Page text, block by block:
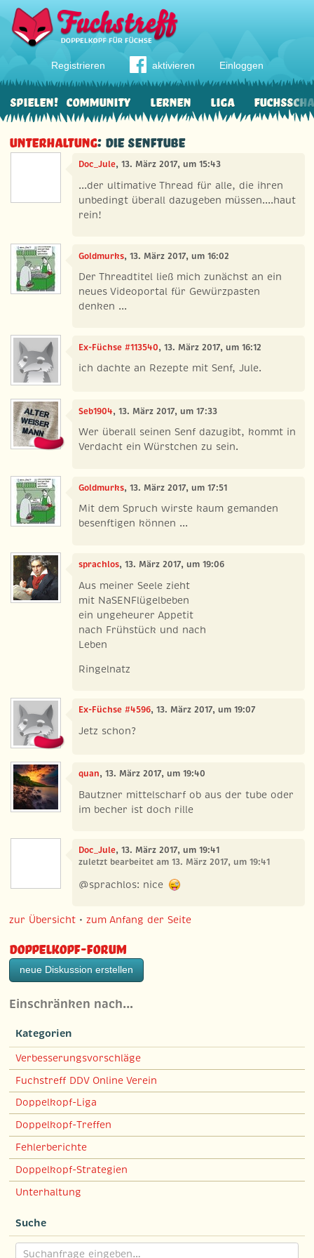
Registrieren aktivieren Einloggen
Community Lernen Liga
Spielen!
Unterhaltung: Die Senftube
Doc_Jule, 13. März 2017, um 15:43
...der ultimative Thread für alle, die ihren
unbedingt überall dazugeben müssen....haut
rein!
Goldmurks, 13. März 2017, um 16:02
Der Threadtitel ließ mich zunächst an ein
neues Videoportal für Gewürzpasten
denken ...
Ex-Füchse #113540, 13. März 2017, um 16:12
ich dachte an Rezepte mit Senf, Jule.
Seb1904, 13. März 2017, um 17:33
Wer überall seinen Senf dazugibt, kommt in
Verdacht ein Würstchen zu sein.
Goldmurks, 13. März 2017, um 17:51
Mit dem Spruch wirste kaum gemanden
besenftigen können ...
sprachlos, 13. März 2017, um 19:06
Aus meiner Seele zieht
mit NaSENFlügelbeben
ein ungeheurer Appetit
nach Frühstück und nach
Leben
Ringelnatz
Ex-Füchse #4596, 13. März 2017, um 19:07
Jetz schon?
quan, 13. März 2017, um 19:40
Bautzner mittelscharf ob aus der tube oder
im becher ist doch rille
Doc_Jule, 13. März 2017, um 19:41
zuletzt bearbeitet am 13. März 2017, um 19:41
@sprachlos: nice
zur Übersicht •zum Anfang der Seite
Doppelkopf-Forum
neue Diskussion erstellen
Einschränken nach…
Kategorien
Verbesserungsvorschläge
Fuchstreff DDV Online Verein
Doppelkopf-Liga
Doppelkopf-Treffen
Fehlerberichte
Doppelkopf-Strategien
Unterhaltung
Suche